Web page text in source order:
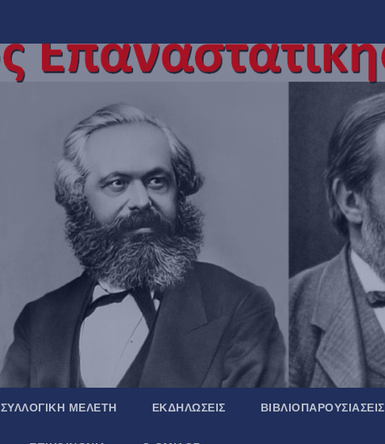
ΣΥΛΛΟΓΙΚΉ ΜΕΛΈΤΗ ΕΚΔΗΛΏΣΕΙΣ ΒΙΒΛΙΟΠΑΡΟΥΣΙΆΣΕΙΣ